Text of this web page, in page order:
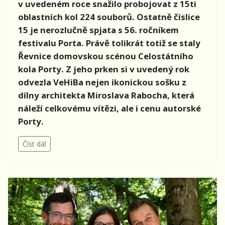
v uvedeném roce snažilo probojovat z 15ti
oblastních kol 224 souborů. Ostatně číslice
15 je nerozlučně spjata s 56. ročníkem
festivalu Porta. Právě tolikrát totiž se staly
Řevnice domovskou scénou Celostátního
kola Porty. Z jeho prken si v uvedený rok
odvezla VeHiBa nejen ikonickou sošku z
dílny architekta Miroslava Rabocha, která
náleží celkovému vítězi, ale i cenu autorské
Porty.
Číst dál